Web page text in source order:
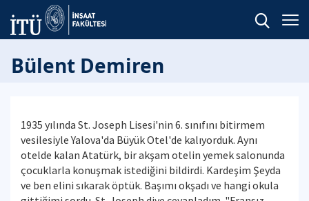
Bülent Demiren
1935 yılında St. Joseph Lisesi'nin 6. sınıfını bitirmem
vesilesiyle Yalova'da Büyük Otel'de kalıyorduk. Aynı
otelde kalan Atatürk, bir akşam otelin yemek salonunda
çocuklarla konuşmak istediğini bildirdi. Kardeşim Şeyda
ve ben elini sıkarak öptük. Başımı okşadı ve hangi okula